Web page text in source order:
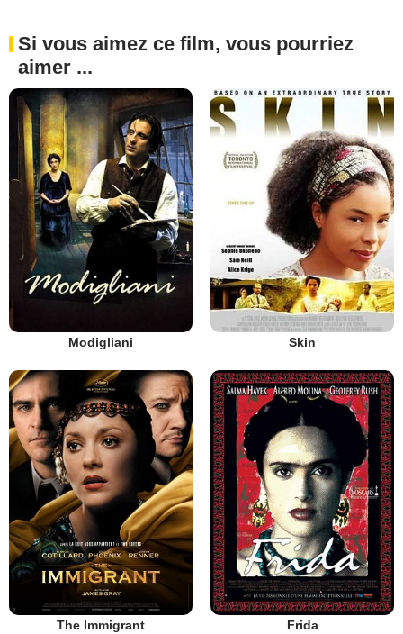
Si vous aimez ce film, vous pourriez
aimer ...
Modigliani Skin
The Immigrant Frida